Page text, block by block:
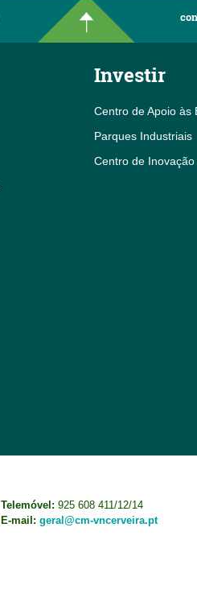
Investir
Centro de Apoio às
Parques Industriais
Centro de
Telemóvel: 925 608 411/12/14
E-mail: geral@cm-vncerveira.pt